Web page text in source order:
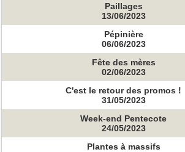
Paillages
13/06/2023
Pépinière
06/06/2023
Fête des mères
02/06/2023
C'est le retour des promos !
31/05/2023
Week-end Pentecote
24/05/2023
Plantes à massifs